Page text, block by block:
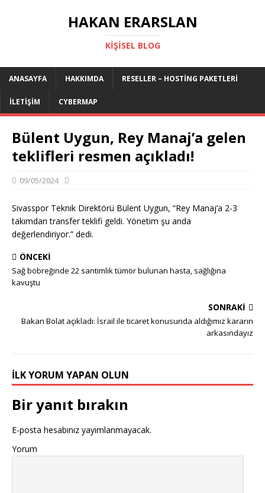
HAKAN ERARSLAN
KIŞISEL BLOG
ANASAYFA HAKKIMDA RESELLER – HOSTING PAKETLERI
İLETIŞIM CYBERMAP
Bülent Uygun, Rey Manaj’a gelen
teklifleri resmen açıkladı!
09/05/2024
Sivasspor Teknik Direktörü Bülent Uygun, “Rey Manaj’a 2-3
takımdan transfer teklifi geldi. Yönetim şu anda
değerlendiriyor.” dedi.
ÖNCEKI
Sağ böbreğinde 22 santimlik tümör bulunan hasta, sağlığına
kavuştu
SONRAKI
Bakan Bolat açıkladı: İsrail ile ticaret konusunda aldığımız kararın
arkasındayız
İLK YORUM YAPAN OLUN
Bir yanıt bırakın
E-posta hesabınız yayımlanmayacak.
Yorum